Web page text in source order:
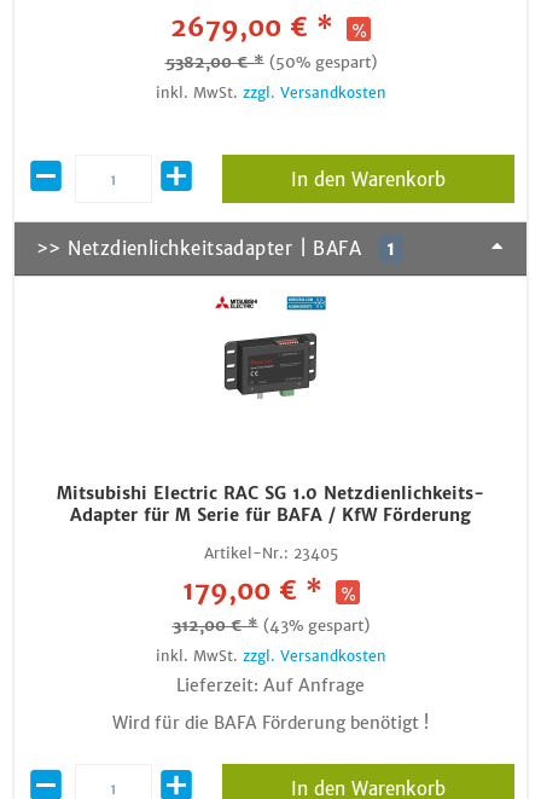
2679,00 € *
5382,00 € * (50% gespart)
inkl. MwSt. zzgl. Versandkosten
In den Warenkorb
>> Netzdienlichkeitsadapter | BAFA 1
Mitsubishi Electric RAC SG 1.0 Netzdienlichkeits-
Adapter für M Serie für BAFA / KfW Förderung
Artikel-Nr.: 23405
179,00 € *
312,00 € * (43% gespart)
inkl. MwSt. zzgl. Versandkosten
Lieferzeit: Auf Anfrage
Wird für die BAFA Förderung benötigt !
In den Warenkorb